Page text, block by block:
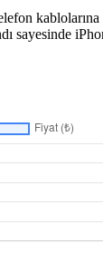
sayesinde